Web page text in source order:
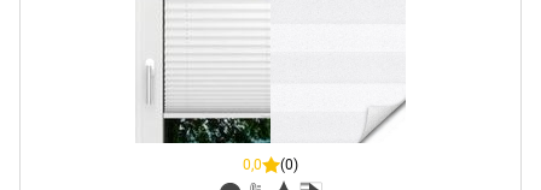
0,0 (0)